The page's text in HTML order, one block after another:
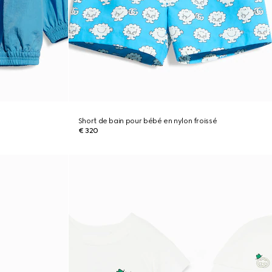
Short de bain pour bébé en nylon froissé
€ 320